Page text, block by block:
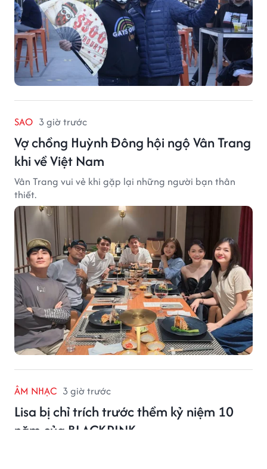
SAO 3 giờ trước
Vợ chồng Huỳnh Đông hội ngộ Vân Trang
khi về Việt Nam
Vân Trang vui vẻ khi gặp lại những người bạn thân
thiết.
ÂM NHẠC 3 giờ trước
Lisa bị chỉ trích trước thềm kỷ niệm 10
năm của BLACKPINK